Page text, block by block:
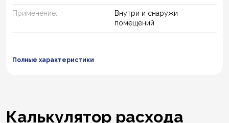
Применение:
Внутри и снаружи
помещений
Полные характеристики
Калькулятор расхода